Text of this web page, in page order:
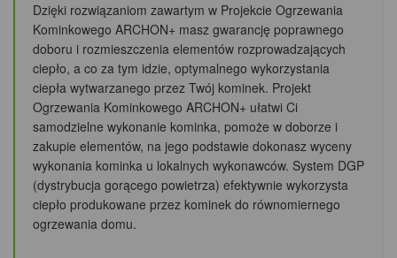
Dzięki rozwiązaniom zawartym w Projekcie Ogrzewania
Kominkowego ARCHON+ masz gwarancję poprawnego
doboru i rozmieszczenia elementów rozprowadzających
ciepło, a co za tym idzie, optymalnego wykorzystania
ciepła wytwarzanego przez Twój kominek. Projekt
Ogrzewania Kominkowego ARCHON+ ułatwi Ci
samodzielne wykonanie kominka, pomoże w doborze i
zakupie elementów, na jego podstawie dokonasz wyceny
wykonania kominka u lokalnych wykonawców. System DGP
(dystrybucja gorącego powietrza) efektywnie wykorzysta
ciepło produkowane przez kominek do równomiernego
ogrzewania domu.